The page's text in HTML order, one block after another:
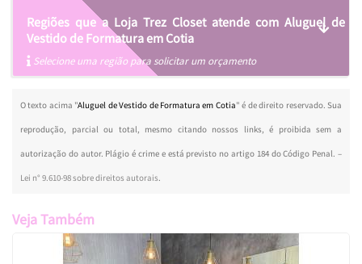
Regiões que a Loja Trez Closet atende com Aluguel de
Vestido de Formatura em Cotia
Selecione uma região para solicitar um orçamento
O texto acima "Aluguel de Vestido de Formatura em Cotia" é de direito reservado. Sua
reprodução, parcial ou total, mesmo citando nossos links, é proibida sem a
autorização do autor. Plágio é crime e está previsto no artigo 184 do Código Penal. –
Lei n° 9.610-98 sobre direitos autorais.
Veja Também